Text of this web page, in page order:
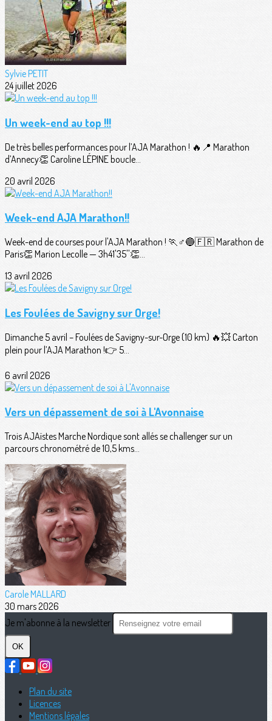
Sylvie PETIT
24 juillet 2026
Un week-end au top !!!
De très belles performances pour l’AJA Marathon ! 🔥📍 Marathon
d’Annecy👏 Caroline LÉPINE boucle...
20 avril 2026
Week-end AJA Marathon!!
Week-end de courses pour l'AJA Marathon ! 🏃♂️🔵🇫🇷 Marathon de
Paris👏 Marion Lecolle — 3h41'35''👏...
13 avril 2026
Les Foulées de Savigny sur Orge!
Dimanche 5 avril – Foulées de Savigny-sur-Orge (10 km) 🔥💥 Carton
plein pour l’AJA Marathon !👉 5...
6 avril 2026
Vers un dépassement de soi à L'Avonnaise
Trois AJAïstes Marche Nordique sont allés se challenger sur un
parcours chronométré de 10,5 kms...
Carole MALLARD
30 mars 2026
Je m'abonne à la newsletter
OK
Plan du site
Licences
Mentions légales